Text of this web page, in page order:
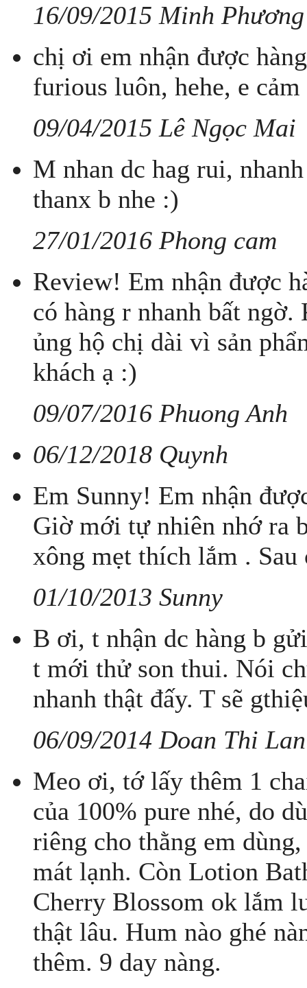
16/09/2015 Minh Phương
chị ơi em nhận được
furious luôn, hehe, e
09/04/2015 Lê Ngọc Mai
M nhan dc hag rui,
thanx b nhe :)
27/01/2016 Phong cam
Review! Em nhận được
có hàng r nhanh bất
ủng hộ chị dài vì sản
khách ạ :)
09/07/2016 Phuong Anh
06/12/2018 Quynh
Em Sunny! Em nhận
Giờ mới tự nhiên nhớ ra
xông mẹt thích lắm .
01/10/2013 Sunny
B ơi, t nhận dc hàng b
t mới thử son thui. Nói
nhanh thật đấy. T sẽ
06/09/2014 Doan Thi
Meo ơi, tớ lấy thêm 1
của 100% pure nhé, do
riêng cho thằng em
mát lạnh. Còn Lotion
Cherry Blossom ok lắm
thật lâu. Hum nào ghé
thêm. 9 day nàng.